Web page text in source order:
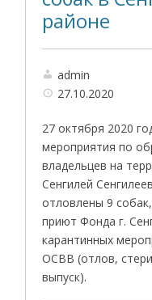
районе
admin
27.10.2020
27 октября 2020
мероприятия по
владельцев на
Сенгилей
отловлены 9
приют Фонда г.
карантинных
ОСВВ (отлов,
выпуск).